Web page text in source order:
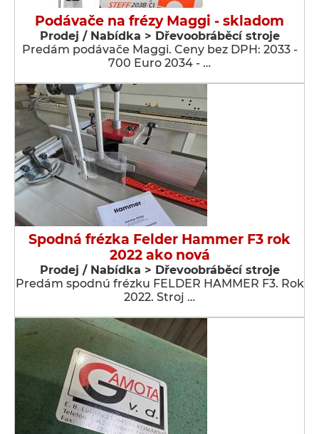
Podávače na frézy Maggi - skladom
Prodej / Nabídka > Dřevoobráběcí stroje
Predám podávače Maggi. Ceny bez DPH: 2033 -
700 Euro 2034 - …
Spodná frézka Felder Hammer F3 rok
2022 ako nová
Prodej / Nabídka > Dřevoobráběcí stroje
Predám spodnú frézku FELDER HAMMER F3. Rok
2022. Stroj …